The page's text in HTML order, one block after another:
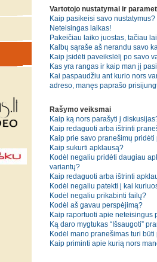
Vartotojo nustatymai ir
Kaip pasikeisi savo nustatymus?
Neteisingas laikas!
Pakeičiau laiko juostas, tačiau
Kalbų sąraše aš nerandu savo
Kaip įsidėti paveikslėlį po savo
Kas yra rangas ir kaip man jį
Kai paspaudžiu ant kurio nors
adreso, manęs paprašo
Rašymo veiksmai
Kaip ką nors parašyti į
Kaip redaguoti arba ištrinti
Kaip prie savo pranešimų pridėti
Kaip sukurti apklausą?
Kodėl negaliu pridėti daugiau
variantų?
Kaip redaguoti arba ištrinti
Kodėl negaliu patekti į kai
Kodėl negaliu prikabinti failų?
Kodėl aš gavau perspėjimą?
Kaip raportuoti apie neteisingus
Ką daro mygtukas “Išsaugoti”
Kodėl mano pranešimas turi būti
Kaip priminti apie kurią nors